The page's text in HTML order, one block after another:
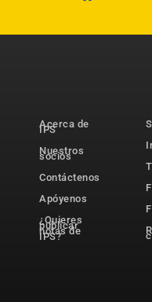
Acerca de
IPS
Nuestros
socios
Contáctenos
Apóyenos
¿Quieres
publicar
notas de
IPS?